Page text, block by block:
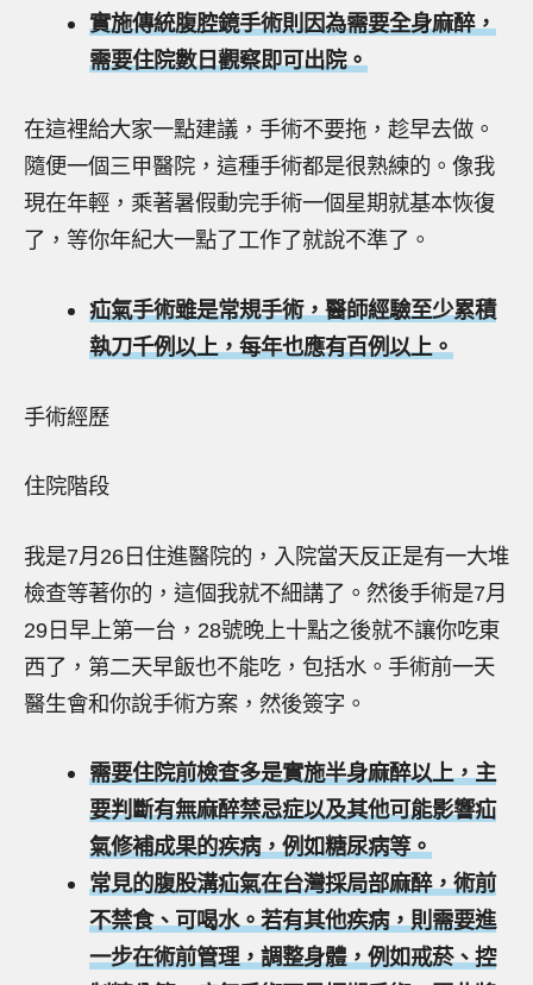
實施傳統腹腔鏡手術則因為需要全身麻醉，
需要住院數日觀察即可出院。
在這裡給大家一點建議，手術不要拖，趁早去做。
隨便一個三甲醫院，這種手術都是很熟練的。像我
現在年輕，乘著暑假動完手術一個星期就基本恢復
了，等你年紀大一點了工作了就說不準了。
疝氣手術雖是常規手術，醫師經驗至少累積
執刀千例以上，每年也應有百例以上。
手術經歷
住院階段
我是7月26日住進醫院的，入院當天反正是有一大堆
檢查等著你的，這個我就不細講了。然後手術是7月
29日早上第一台，28號晚上十點之後就不讓你吃東
西了，第二天早飯也不能吃，包括水。手術前一天
醫生會和你說手術方案，然後簽字。
需要住院前檢查多是實施半身麻醉以上，主
要判斷有無麻醉禁忌症以及其他可能影響疝
氣修補成果的疾病，例如糖尿病等。
常見的腹股溝疝氣在台灣採局部麻醉，術前
不禁食、可喝水。若有其他疾病，則需要進
一步在術前管理，調整身體，例如戒菸、控